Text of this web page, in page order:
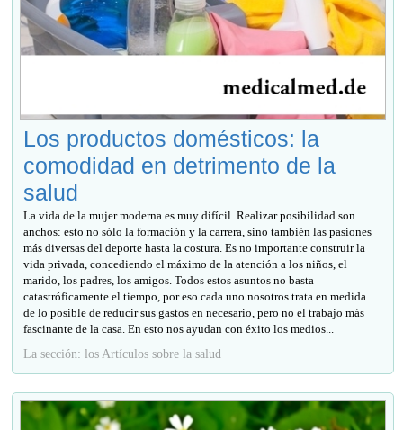
Los productos domésticos: la
comodidad en detrimento de la
salud
La vida de la mujer moderna es muy difícil. Realizar posibilidad son
anchos: esto no sólo la formación y la carrera, sino también las pasiones
más diversas del deporte hasta la costura. Es no importante construir la
vida privada, concediendo el máximo de la atención a los niños, el
marido, los padres, los amigos. Todos estos asuntos no basta
catastróficamente el tiempo, por eso cada uno nosotros trata en medida
de lo posible de reducir sus gastos en necesario, pero no el trabajo más
fascinante de la casa. En esto nos ayudan con éxito los medios...
La sección: los Artículos sobre la salud